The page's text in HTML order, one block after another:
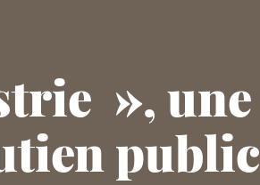
», une
public